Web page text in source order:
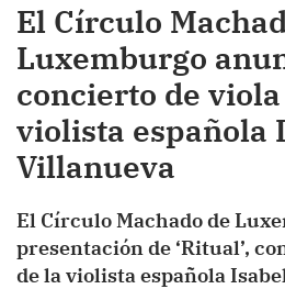
El Círculo
Luxemburgo
concierto de
violista española
Villanueva
El Círculo Machado de
presentación de ‘Ritual’,
de la violista española